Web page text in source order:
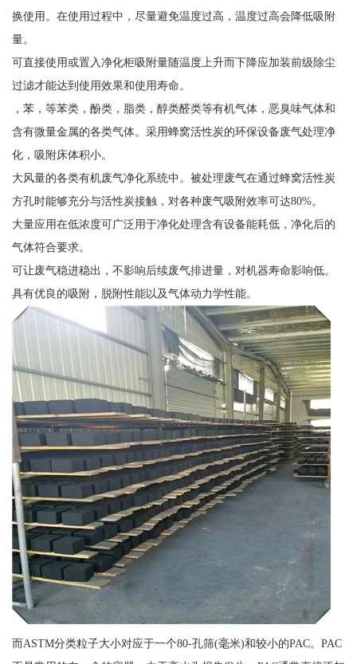
换使用。在使用过程中，尽量避免温度过高，温度过高会降低吸附
量。
可直接使用或置入净化柜吸附量随温度上升而下降应加装前级除尘
过滤才能达到使用效果和使用寿命。
，苯，等苯类，酚类，脂类，醇类醛类等有机气体，恶臭味气体和
含有微量金属的各类气体。采用蜂窝活性炭的环保设备废气处理净
化，吸附床体积小。
大风量的各类有机废气净化系统中。被处理废气在通过蜂窝活性炭
方孔时能够充分与活性炭接触，对各种废气吸附效率可达80%。
大量应用在低浓度可广泛用于净化处理含有设备能耗低，净化后的
气体符合要求。
可让废气稳进稳出，不影响后续废气排进量，对机器寿命影响低。
具有优良的吸附，脱附性能以及气体动力学性能。
而ASTM分类粒子大小对应于一个80-孔筛(毫米)和较小的PAC。PAC